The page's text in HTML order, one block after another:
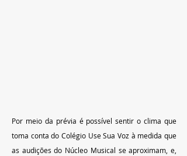
Por meio da prévia é possível sentir o clima que
toma conta do Colégio Use Sua Voz à medida que
as audições do Núcleo Musical se aproximam, e,